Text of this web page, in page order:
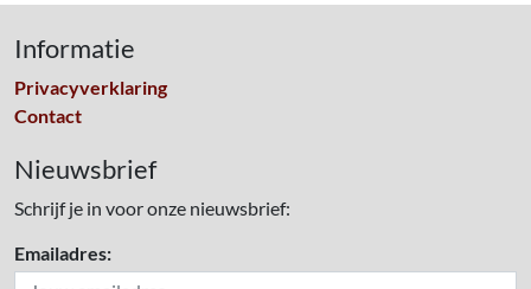
Informatie
Privacyverklaring
Contact
Nieuwsbrief
Schrijf je in voor onze nieuwsbrief:
Emailadres: